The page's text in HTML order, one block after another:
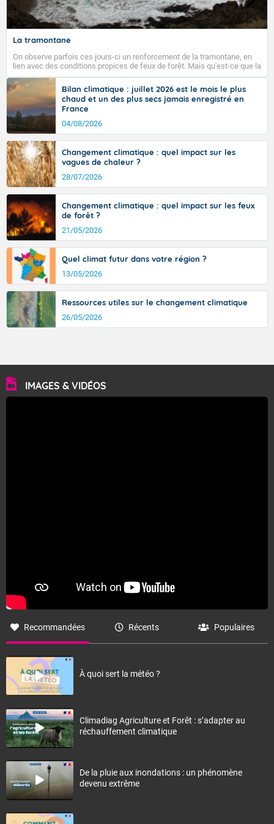
Fermer
La tramontane
On observe parfois ces jours-ci un renforcement de la tramontane, en
lien avec des conditions propices de feux de forêt. Mais qu'est-ce que la
tramontane ? Quelles sont ses caractéristiques ? La tramontane est un
vent turbulent soufflant de secteur nord-ouest à nord, ou ouest à nord-
ouest, dans un secteur qui part du Roussillon à la vallée de l’Aude et à
l’ouest de l’Hérault. L’étymologie de ce vent vient du latin trasmontanus,
signifiant au-delà des monts, en allusion aux régions montagneuses
d’où provient ce vent.
Bilan climatique : juillet 2026 est le mois le plus
chaud et un des plus secs jamais enregistré en
France
04/08/2026
Changement climatique : quel impact sur les
vagues de chaleur ?
28/07/2026
Changement climatique : quel impact sur les feux
de forêt ?
21/05/2026
Quel climat futur dans votre région ?
13/05/2026
Ressources utiles sur le changement climatique
26/05/2026
IMAGES & VIDÉOS
Recommandées Récents Populaires
À quoi sert la météo ?
Climadiag Agriculture et Forêt : s’adapter au
réchauffement climatique
De la pluie aux inondations : un phénomène
devenu extrême